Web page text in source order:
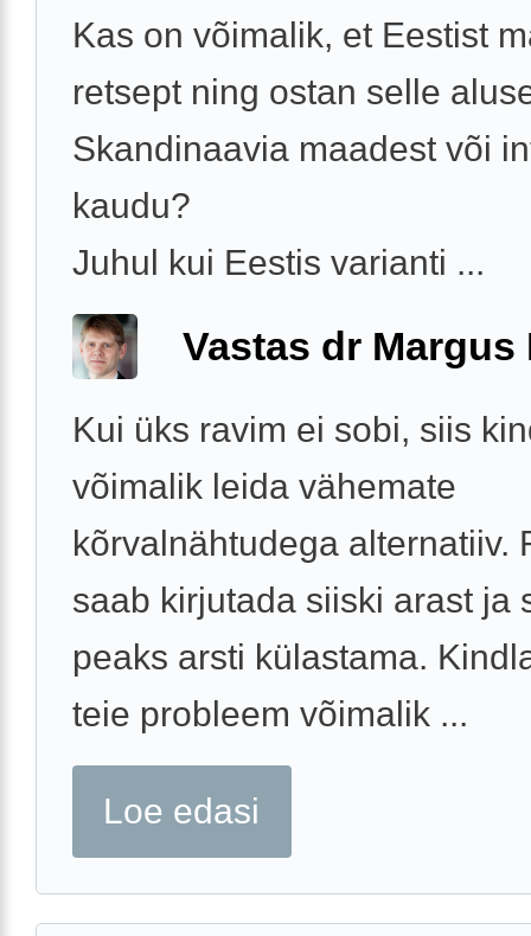
Kas on võimalik, et Eestist
retsept ning ostan selle
Skandinaavia maadest või
kaudu?
Juhul kui Eestis varianti ...
Vastas dr Margus
Kui üks ravim ei sobi, siis
võimalik leida vähemate
kõrvalnähtudega alternatiiv.
saab kirjutada siiski arast ja
peaks arsti külastama.
teie probleem võimalik ...
Loe edasi